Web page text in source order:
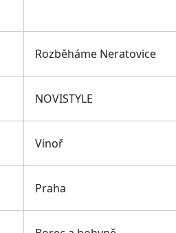
Rozběháme Neratovice
NOVISTYLE
Vinoř
Praha